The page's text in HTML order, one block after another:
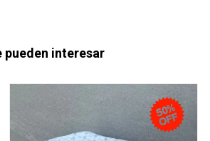
pueden interesar